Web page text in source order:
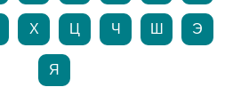
Х Ц Ч Ш Э
Я